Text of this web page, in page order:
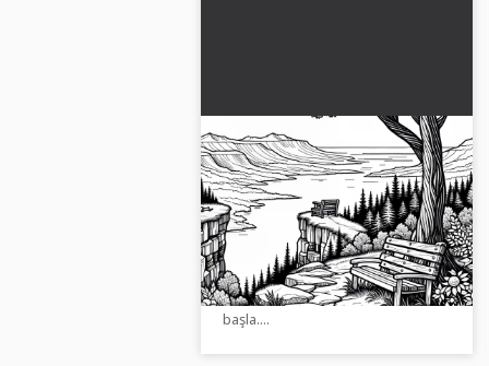
Kayalıklardan manzaralı
yalnız bir bank – Ücretsiz
boyama sayfası
Bir kayalığın kenarındaki yalnız bir
bankın boyama sayfasının tadını
çıkar. Yaratıcı resmi ücretsiz indir
ve çevrimiçi olarak boyamaya
başla....